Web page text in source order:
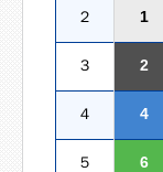
２ 1
３ 2
４ 4
５ 6